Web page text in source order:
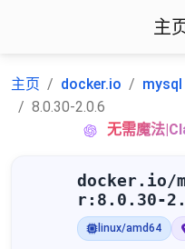
主
主页 docker.io mysql
8.0.30-2.0.6
无需魔法
docker.io/
r:8.0.30-
linux/amd64